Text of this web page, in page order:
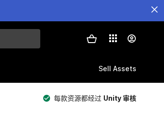
Sell Assets
每款资源都经过 Unity 审核